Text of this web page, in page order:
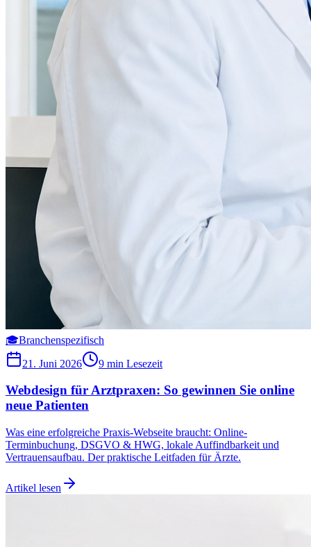
🎓Branchenspezifisch
21. Juni 2026
9 min Lesezeit
Webdesign für Arztpraxen: So gewinnen Sie online
neue Patienten
Was eine erfolgreiche Praxis-Webseite braucht: Online-
Terminbuchung, DSGVO & HWG, lokale Auffindbarkeit und
Vertrauensaufbau. Der praktische Leitfaden für Ärzte.
Artikel lesen